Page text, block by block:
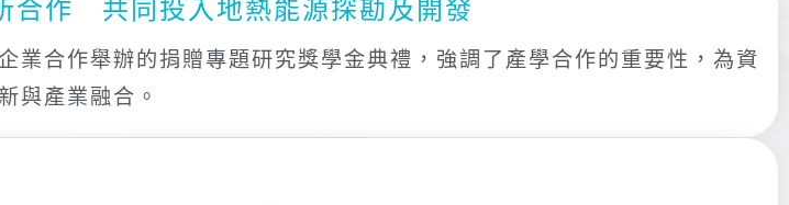
合作 共同投入地熱能源探勘及開發
業合作舉辦的捐贈專題研究獎學金典禮，強調了產學合作的重要性，為資
與產業融合。